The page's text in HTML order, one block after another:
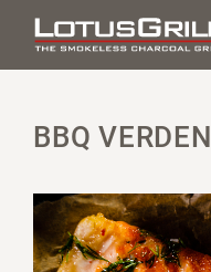
BBQ VERDEN